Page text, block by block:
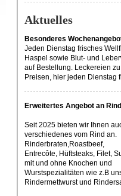
Aktuelles
Besonderes
Jeden Dienstag frisches
Haspel sowie Blut- und
auf Bestellung. Leckereien
Preisen, hier jeden Dienstag
Erweitertes Angebot an
Seit 2025 bieten wir Ihnen
verschiedenes vom Rind an.
Rinderbraten,Roastbeef,
Entrecôte, Hüftsteaks, Filet,
mit und ohne Knochen und
Wurstspezialitäten wie z.B
Rindermettwurst und